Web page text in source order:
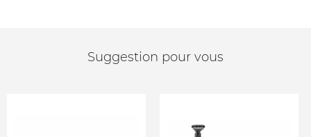
Assure une tranquillité d'esprit
Grand et miroir légèrement courbé pour une vision
Suggestion pour vous